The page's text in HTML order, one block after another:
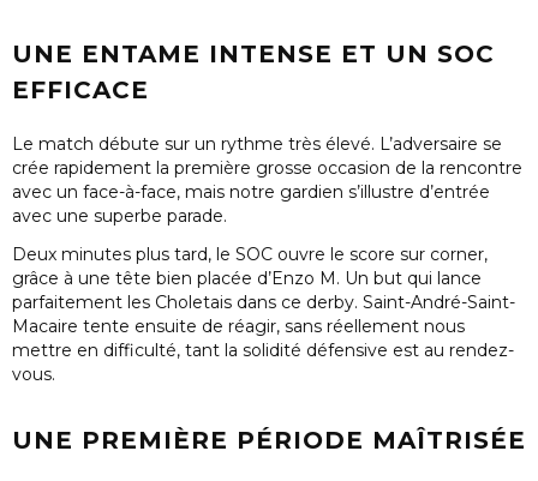
UNE ENTAME INTENSE ET UN SOC
EFFICACE
Le match débute sur un rythme très élevé. L’adversaire se
crée rapidement la première grosse occasion de la rencontre
avec un face-à-face, mais notre gardien s’illustre d’entrée
avec une superbe parade.
Deux minutes plus tard, le SOC ouvre le score sur corner,
grâce à une tête bien placée d’Enzo M. Un but qui lance
parfaitement les Choletais dans ce derby. Saint-André-Saint-
Macaire tente ensuite de réagir, sans réellement nous
mettre en difficulté, tant la solidité défensive est au rendez-
vous.
UNE PREMIÈRE PÉRIODE MAÎTRISÉE